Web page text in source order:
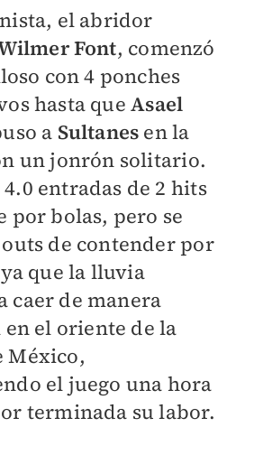
el abridor
Font, comenzó
con 4 ponches
hasta queAsael
a Sultanes en la
un jonrón solitario.
entradas de 2 hits
por bolas, pero se
outs de contender por
que la lluvia
caer de manera
el oriente de la
México,
el juego una hora
terminada su labor.